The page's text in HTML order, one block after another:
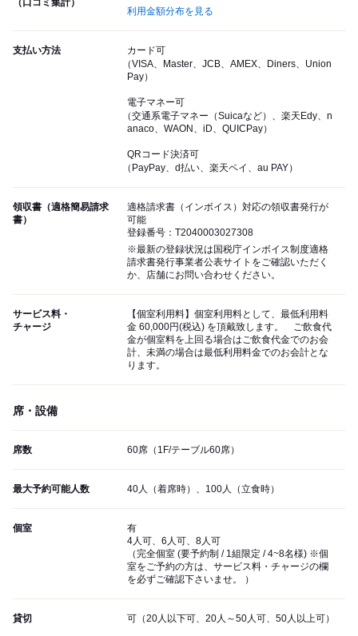
（口コミ集計）
利用金額分布を見る
支払い方法
カード可
（VISA、Master、JCB、AMEX、Diners、Union
Pay）
電子マネー可
（交通系電子マネー（Suicaなど）、楽天Edy、n
anaco、WAON、iD、QUICPay）
QRコード決済可
（PayPay、d払い、楽天ペイ、au PAY）
領収書（適格簡易請求
書）
適格請求書（インボイス）対応の領収書発行が
可能
登録番号：T2040003027308
※最新の登録状況は国税庁インボイス制度適格
請求書発行事業者公表サイトをご確認いただく
か、店舗にお問い合わせください。
サービス料・
チャージ
【個室利用料】個室利用料として、最低利用料
金 60,000円(税込) を頂戴致します。 ご飲食代
金が個室料を上回る場合はご飲食代金でのお会
計、未満の場合は最低利用料金でのお会計とな
ります。
席・設備
席数 60席（1F/テーブル60席）
最大予約可能人数 40人（着席時）、100人（立食時）
個室
有
4人可、6人可、8人可
（完全個室 (要予約制 / 1組限定 / 4~8名様) ※個
室をご予約の方は、サービス料・チャージの欄
を必ずご確認下さいませ。 ）
貸切 可（20人以下可、20人～50人可、50人以上可）